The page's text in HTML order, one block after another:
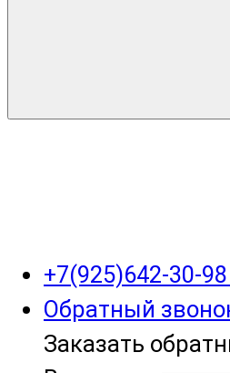
+7(925)642-30-98
Обратный
Заказать